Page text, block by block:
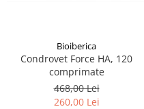
Bioiberica
Condrovet Force HA, 120
comprimate
468,00 Lei
260,00 Lei